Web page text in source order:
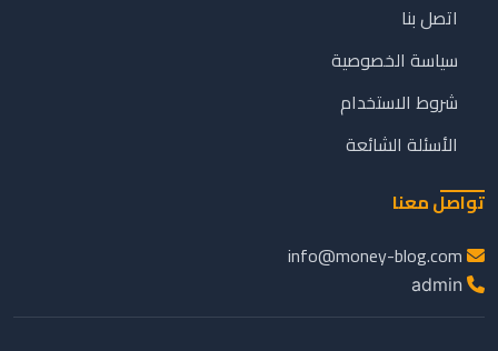
اتصل بنا
سياسة الخصوصية
شروط الاستخدام
الأسئلة الشائعة
تواصل معنا
info@money-blog.com
admin